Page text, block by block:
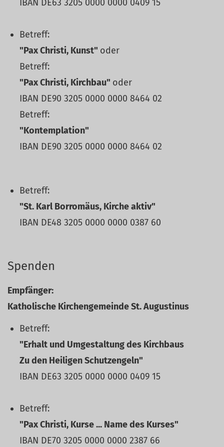
IBAN DE63 3205 0000 0000 0409 15
Betreff:
"Pax Christi, Kunst" oder
Betreff:
"Pax Christi, Kirchbau" oder
IBAN DE90 3205 0000 0000 8464 02
Betreff:
"Kontemplation"
IBAN DE90 3205 0000 0000 8464 02
Betreff:
"St. Karl Borromäus, Kirche aktiv"
IBAN DE48 3205 0000 0000 0387 60
Spenden
Empfänger:
Katholische Kirchengemeinde St. Augustinus
Betreff:
"Erhalt und Umgestaltung des Kirchbaus
Zu den Heiligen Schutzengeln"
IBAN DE63 3205 0000 0000 0409 15
Betreff:
"Pax Christi, Kurse ... Name des Kurses"
IBAN DE70 3205 0000 0000 2387 66